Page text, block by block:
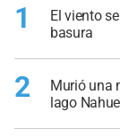
1
El viento
basura
2
Murió una
lago